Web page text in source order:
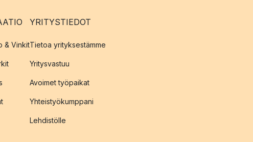
& Vinkit
YRITYSTIEDOT
Tietoa yrityksestämme
Yritysvastuu
Avoimet työpaikat
Yhteistyökumppani
Lehdistölle